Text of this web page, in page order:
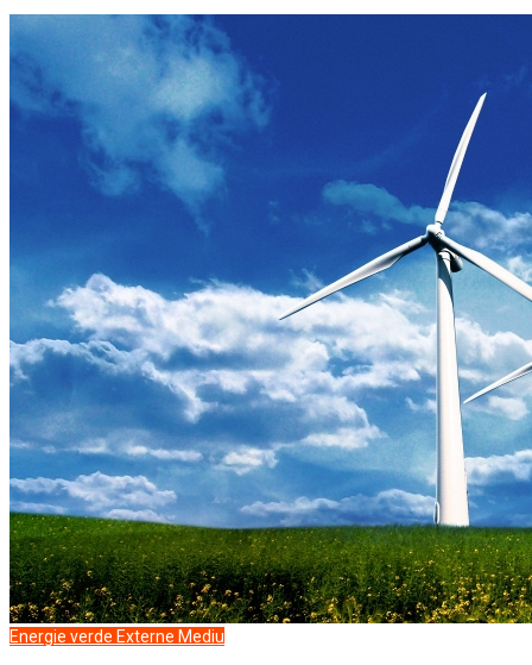
Energie verde Externe Mediu